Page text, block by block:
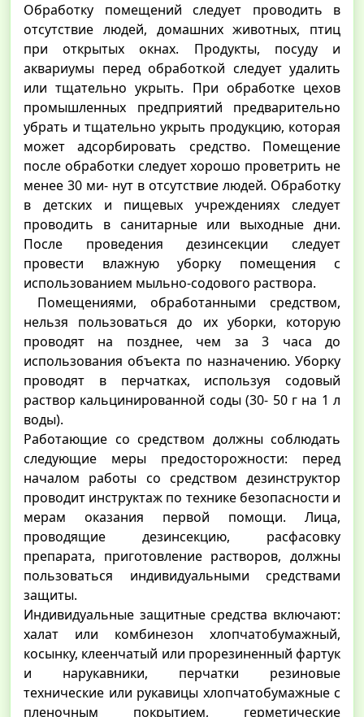
Обработку помещений следует проводить в
отсутствие людей, домашних животных, птиц
при открытых окнах. Продукты, посуду и
аквариумы перед обработкой следует удалить
или тщательно укрыть. При обработке цехов
промышленных предприятий предварительно
убрать и тщательно укрыть продукцию, которая
может адсорбировать средство. Помещение
после обработки следует хорошо проветрить не
менее 30 ми- нут в отсутствие людей. Обработку
в детских и пищевых учреждениях следует
проводить в санитарные или выходные дни.
После проведения дезинсекции следует
провести влажную уборку помещения с
использованием мыльно-содового раствора.
Помещениями, обработанными средством,
нельзя пользоваться до их уборки, которую
проводят на позднее, чем за 3 часа до
использования объекта по назначению. Уборку
проводят в перчатках, используя содовый
раствор кальцинированной соды (30- 50 г на 1 л
воды).
Работающие со средством должны соблюдать
следующие меры предосторожности: перед
началом работы со средством дезинструктор
проводит инструктаж по технике безопасности и
мерам оказания первой помощи. Лица,
проводящие дезинсекцию, расфасовку
препарата, приготовление растворов, должны
пользоваться индивидуальными средствами
защиты.
Индивидуальные защитные средства включают:
халат или комбинезон хлопчатобумажный,
косынку, клеенчатый или прорезиненный фартук
и нарукавники, перчатки резиновые
технические или рукавицы хлопчатобумажные с
пленочным покрытием, герметические